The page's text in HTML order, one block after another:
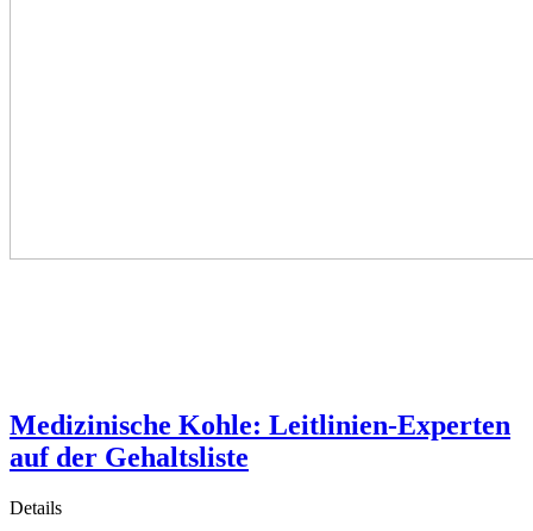
Medizinische Kohle: Leitlinien-Experten
auf der Gehaltsliste
Details